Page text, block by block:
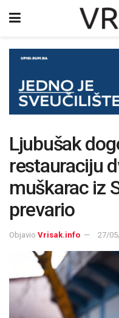
Ljubušak
restauraciju
muškarac iz
prevario
Objavio Vrisak.info 27/